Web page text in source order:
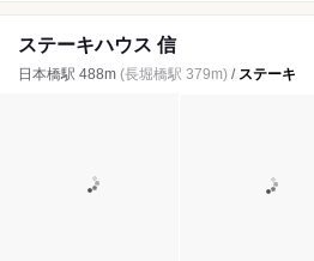
ステーキハウス 信
日本橋駅 488m (長堀橋駅 379m) / ステーキ